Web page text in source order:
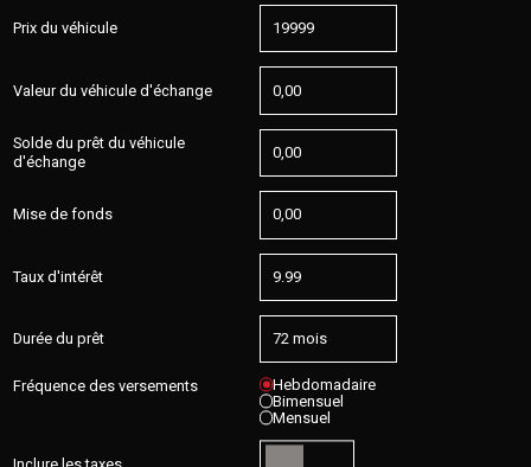
Prix du véhicule
Valeur du véhicule d'échange
Solde du prêt du véhicule
d'échange
Mise de fonds
Taux d'intérêt
Durée du prêt
Fréquence des versements Hebdomadaire
Bimensuel
Mensuel